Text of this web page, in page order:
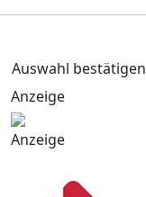
Auswahl bestätigen
Anzeige
Anzeige